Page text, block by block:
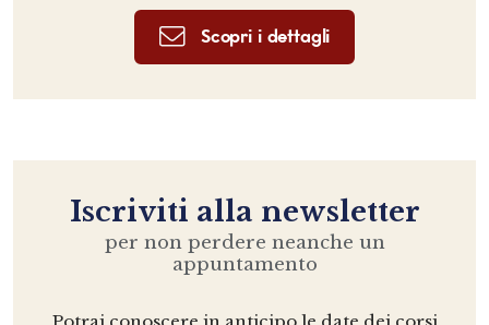
Scopri i dettagli
Iscriviti alla newsletter
per non perdere neanche un
appuntamento